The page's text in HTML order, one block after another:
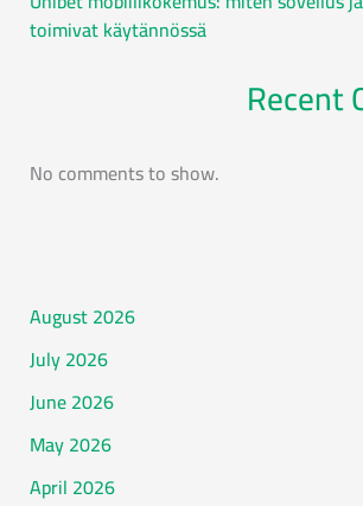
toimivat käytännössä
Recent
No comments to show.
August 2026
July 2026
June 2026
May 2026
April 2026